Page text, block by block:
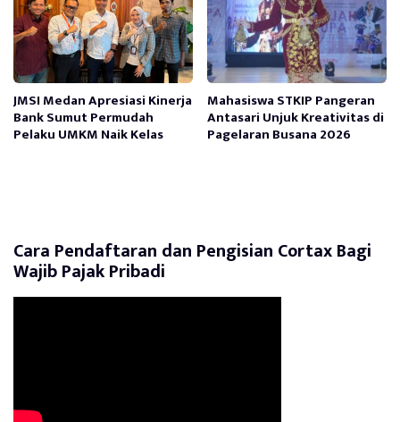
JMSI Medan Apresiasi Kinerja
Bank Sumut Permudah
Pelaku UMKM Naik Kelas
Mahasiswa STKIP Pangeran
Antasari Unjuk Kreativitas di
Pagelaran Busana 2026
Cara Pendaftaran dan Pengisian Cortax Bagi
Wajib Pajak Pribadi